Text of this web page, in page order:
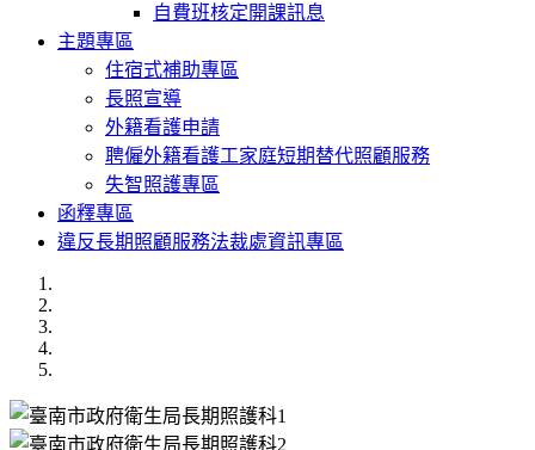
自費班核定開課訊息
主題專區
住宿式補助專區
長照宣導
外籍看護申請
聘僱外籍看護工家庭短期替代照顧服務
失智照護專區
函釋專區
違反長期照顧服務法裁處資訊專區